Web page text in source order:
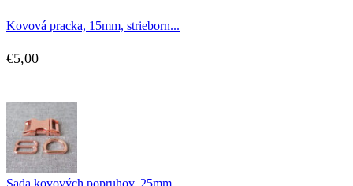
Kovová pracka, 15mm, strieborn...
€5,00
Sada kovových popruhov, 25mm, ...